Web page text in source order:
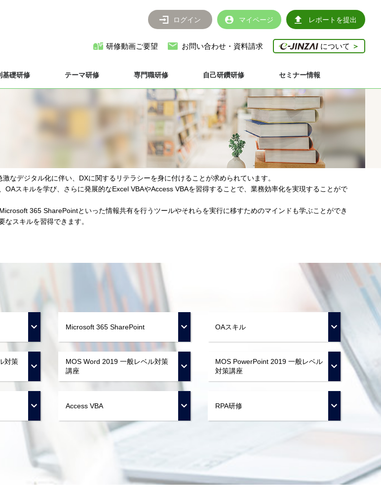
ログイン マイページ レポートを提出
研修動画ご要望 お問い合わせ・資料請求 について ＞
基礎研修 テーマ研修 専門職研修 自己研鑽研修 セミナー情報
なデジタル化に伴い、DXに関するリテラシーを身に付けることが求められています。
OAスキルを学び、さらに発展的なExcel VBAやAccess VBAを習得することで、業務効率化を実現することがで
365 SharePointといった情報共有を行うツールやそれらを実行に移すためのマインドも学ぶことができ
なスキルを習得できます。
Microsoft 365 SharePoint OAスキル
対策
MOS Word 2019 一般レベル対策
講座
MOS PowerPoint 2019 一般レベル
対策講座
Access VBA RPA研修